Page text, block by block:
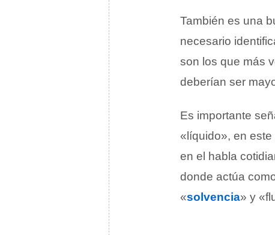
También es una
necesario
son los que más
deberían ser
Es importante
«líquido», en
en el habla
donde actúa
«solvencia» y